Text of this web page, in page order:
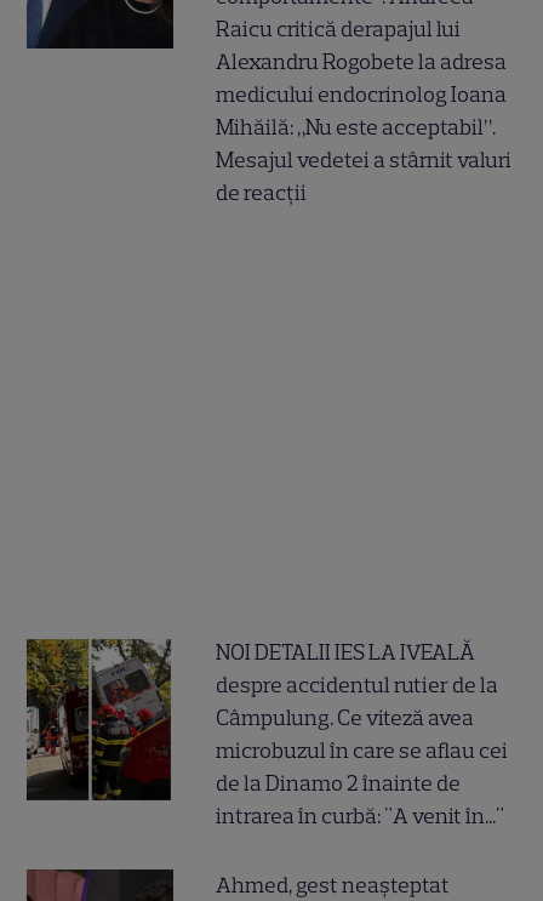
Raicu critică derapajul lui
Alexandru Rogobete la adresa
medicului endocrinolog Ioana
Mihăilă: „Nu este acceptabil”.
Mesajul vedetei a stârnit valuri
de reacții
NOI DETALII IES LA IVEALĂ
despre accidentul rutier de la
Câmpulung. Ce viteză avea
microbuzul în care se aflau cei
de la Dinamo 2 înainte de
intrarea în curbă: "A venit în..."
Ahmed, gest neașteptat